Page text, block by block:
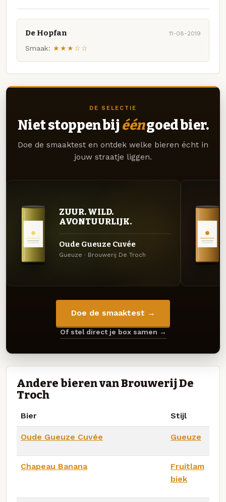
De Hopfan 11-08-2019
Smaak: ★★★☆☆
DE SELECTIE
Niet stoppen bij ééngoed bier.
Doe de smaaktest en ontdek welke bieren écht in
jouw straatje liggen.
ZUUR. WILD.
AVONTUURLIJK.
Oude Gueuze Cuvée
Gueuze · Brouwerij De Troch
Doe de smaaktest →
Of stel direct je box samen →
Andere bieren van Brouwerij De
Troch
Bier Stijl
Oude Gueuze Cuvée Gueuze
Chapeau Banana
Fruitlam
biek